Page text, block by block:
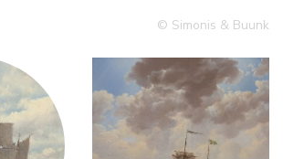
© Simonis & Buunk